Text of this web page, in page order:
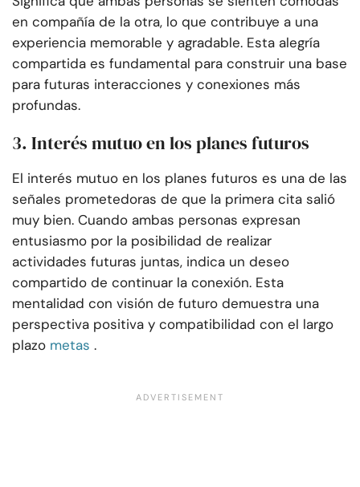
en compañía de la otra, lo que contribuye a una
experiencia memorable y agradable. Esta alegría
compartida es fundamental para construir una base
para futuras interacciones y conexiones más
profundas.
3. Interés mutuo en los planes futuros
El interés mutuo en los planes futuros es una de las
señales prometedoras de que la primera cita salió
muy bien. Cuando ambas personas expresan
entusiasmo por la posibilidad de realizar
actividades futuras juntas, indica un deseo
compartido de continuar la conexión. Esta
mentalidad con visión de futuro demuestra una
perspectiva positiva y compatibilidad con el largo
plazo metas .